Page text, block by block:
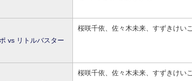
vs リトルバスター
桜咲千依、佐々木未来、すずきけいこ
桜咲千依、佐々木未来、すずきけいこ